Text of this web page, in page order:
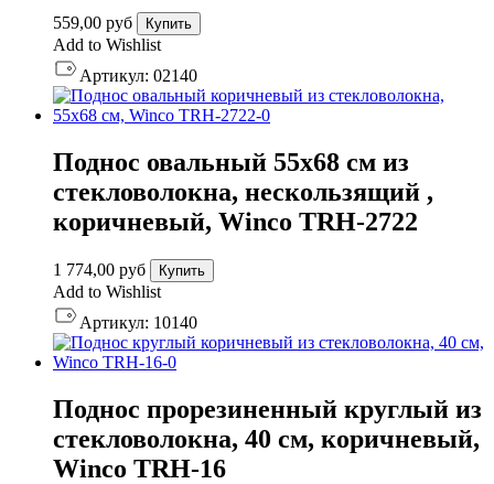
559,00 руб Купить
Add to Wishlist
Артикул: 02140
Поднос овальный 55х68 см из
стекловолокна, нескользящий ,
коричневый, Winco TRH-2722
1 774,00 руб Купить
Add to Wishlist
Артикул: 10140
Поднос прорезиненный круглый из
стекловолокна, 40 см, коричневый,
Winco TRH-16